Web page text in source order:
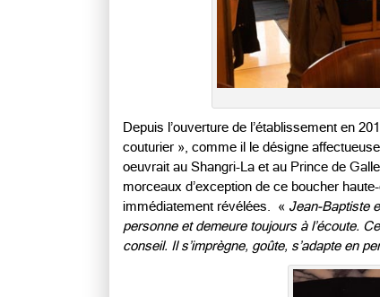
Depuis l’ouverture de l’établissement en
couturier », comme il le désigne
oeuvrait au Shangri-La et au Prince de
morceaux d’exception de ce boucher
immédiatement révélées. « Jean-Baptiste
personne et demeure toujours à l’écoute.
conseil. Il s’imprègne, goûte, s’adapte en